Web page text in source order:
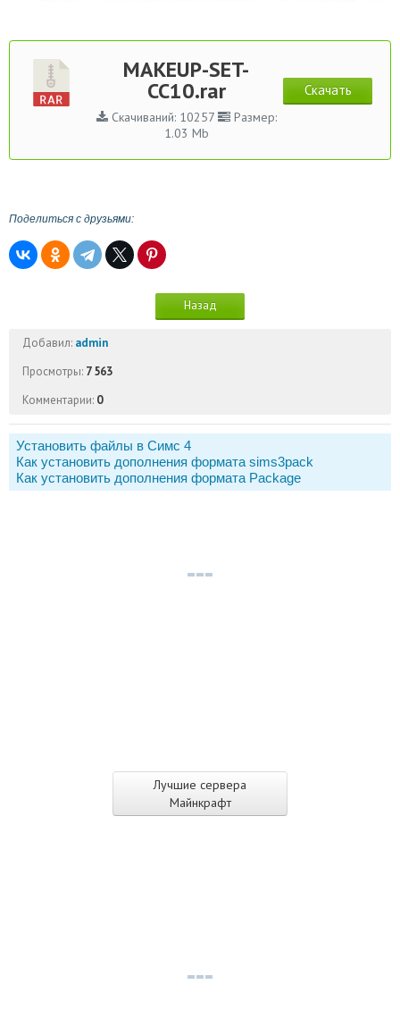
Лучшие сервера
Майнкрафт
MAKEUP-SET-
CC10.rar
Скачиваний: 10257
Размер:
1.03 Mb
Скачать
Поделиться с друзьями:
Назад
Добавил: admin
Просмотры: 7 563
Комментарии: 0
Установить файлы в Симс 4
Как установить дополнения формата sims3pack
Как установить дополнения формата Package